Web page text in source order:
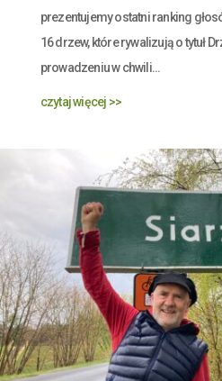
prezentujemy ostatni ranking
16 drzew, które rywalizują o tytuł
prowadzeniu w chwili...
czytaj więcej >>